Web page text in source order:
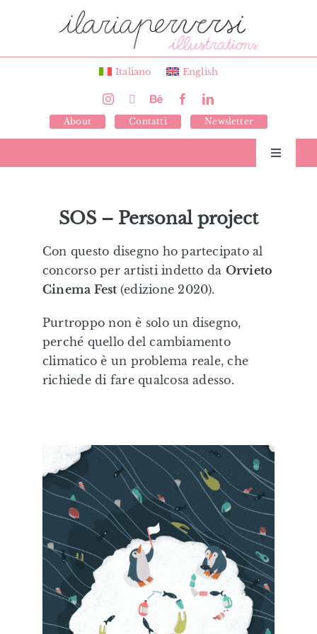
Italiano English
About Contatti Newsletter
Toggle
Giochi
Editorial
Illustrazioni Personalizzate
Shop
Eduki
SOS – Personal project
Con questo disegno ho partecipato al
concorso per artisti indetto da Orvieto
Cinema Fest (edizione 2020).
Purtroppo non è solo un disegno,
perché quello del cambiamento
climatico è un problema reale, che
richiede di fare qualcosa adesso.